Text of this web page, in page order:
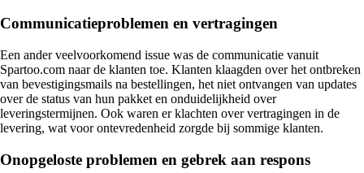
Communicatieproblemen en vertragingen
Een ander veelvoorkomend issue was de communicatie vanuit
Spartoo.com naar de klanten toe. Klanten klaagden over het ontbreken
van bevestigingsmails na bestellingen, het niet ontvangen van updates
over de status van hun pakket en onduidelijkheid over
leveringstermijnen. Ook waren er klachten over vertragingen in de
levering, wat voor ontevredenheid zorgde bij sommige klanten.
Onopgeloste problemen en gebrek aan respons